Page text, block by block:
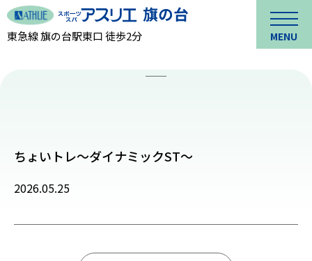
東急線 旗の台駅東口 徒歩2分 MENU
ちょいトレ～ダイナミックST～
2026.05.25